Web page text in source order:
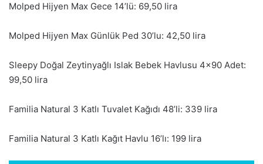
Molped Hijyen Max Gece 14’lü: 69,50 lira
Molped Hijyen Max Günlük Ped 30’lu: 42,50 lira
Sleepy Doğal Zeytinyağlı Islak Bebek Havlusu 4×90 Adet:
99,50 lira
Familia Natural 3 Katlı Tuvalet Kağıdı 48’li: 339 lira
Familia Natural 3 Katlı Kağıt Havlu 16’lı: 199 lira